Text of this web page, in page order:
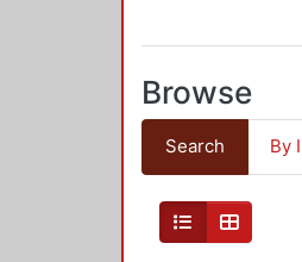
Browse
Search By